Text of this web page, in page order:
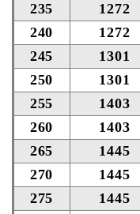
235
1272
240
1272
245
1301
250
1301
255
1403
260
1403
265
1445
270
1445
275
1445